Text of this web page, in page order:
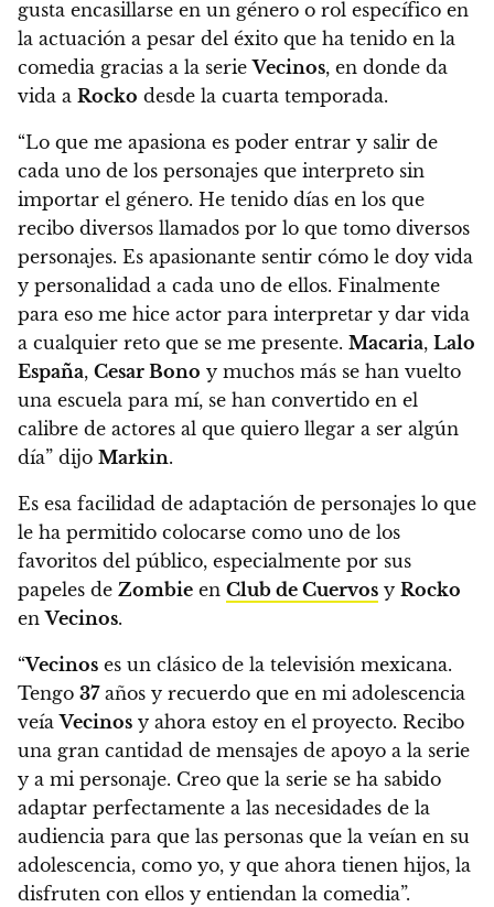
gusta encasillarse en un género o rol específico en
la actuación a pesar del éxito que ha tenido en la
comedia gracias a la serieVecinos, en donde da
vida a Rocko desde la cuarta temporada.
“Lo que me apasiona es poder entrar y salir de
cada uno de los personajes que interpreto sin
importar el género. He tenido días en los que
recibo diversos llamados por lo que tomo diversos
personajes. Es apasionante sentir cómo le doy vida
y personalidad a cada uno de ellos. Finalmente
para eso me hice actor para interpretar y dar vida
a cualquier reto que se me presente. Macaria, Lalo
España, Cesar Bono y muchos más se han vuelto
una escuela para mí, se han convertido en el
calibre de actores al que quiero llegar a ser algún
día” dijo Markin.
Es esa facilidad de adaptación de personajes lo que
le ha permitido colocarse como uno de los
favoritos del público, especialmente por sus
papeles de Zombie en Club de Cuervos y Rocko
enVecinos.
“Vecinos es un clásico de la televisión mexicana.
Tengo 37años y recuerdo que en mi adolescencia
veíaVecinos y ahora estoy en el proyecto. Recibo
una gran cantidad de mensajes de apoyo a la serie
y a mi personaje. Creo que la serie se ha sabido
adaptar perfectamente a las necesidades de la
audiencia para que las personas que la veían en su
adolescencia, como yo, y que ahora tienen hijos, la
disfruten con ellos y entiendan la comedia”.